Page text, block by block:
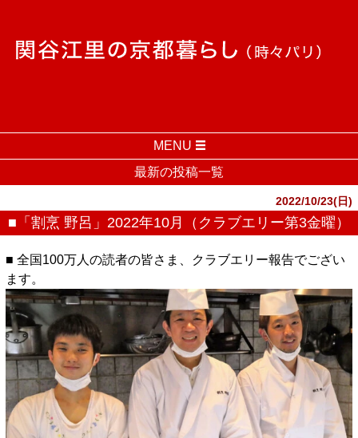
MENU
最新の投稿一覧
2022/10/23(日)
■「割烹 野呂」2022年10月（クラブエリー第3金曜）
■ 全国100万人の読者の皆さま、クラブエリー報告でござい
ます。